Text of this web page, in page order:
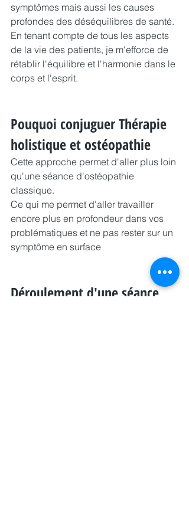
symptômes mais aussi les causes
profondes des déséquilibres de santé.
En tenant compte de tous les aspects
de la vie des patients, je m'efforce de
rétablir l'équilibre et l'harmonie dans le
corps et l'esprit.
Pouquoi conjuguer Thérapie
holistique et ostéopathie
Cette approche permet d'aller plus loin
qu'une séance d'ostéopathie
classique.
Ce qui me permet d'aller travailler
encore plus en profondeur dans vos
problématiques et ne pas rester sur un
symptôme en surface
Déroulement d'une séance